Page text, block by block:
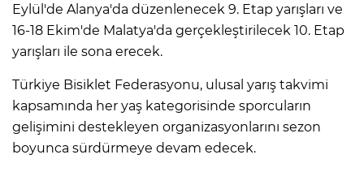
Eylül'de Alanya'da düzenlenecek 9. Etap yarışları ve
16-18 Ekim'de Malatya'da gerçekleştirilecek 10. Etap
yarışları ile sona erecek.
Türkiye Bisiklet Federasyonu, ulusal yarış takvimi
kapsamında her yaş kategorisinde sporcuların
gelişimini destekleyen organizasyonlarını sezon
boyunca sürdürmeye devam edecek.